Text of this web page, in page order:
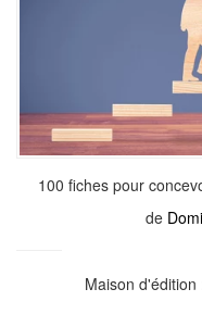
100 fiches pour
de
Maison d'édition